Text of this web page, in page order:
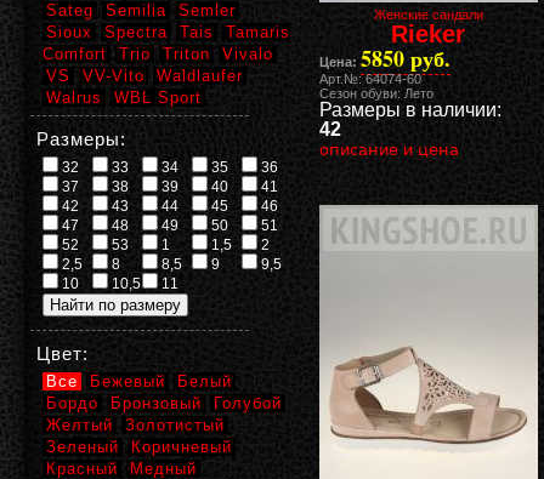
Женские сандали
Rieker
Цена: 5850 руб.
Арт.№: 64074-60
Сезон обуви: Лето
Размеры в наличии:
42
описание и цена
Sateg
Semilia
Semler
Sioux
Spectra Tais
Tamaris
Comfort
Trio Triton
Vivalo
VS
VV-Vito
Waldlaufer
Walrus
WBL Sport
Размеры:
32 33 34 35
36
37
38 39 40
41
42
43 44 45
46
47
48 49 50
51
52
53 1 1,5
2
2,5
8 8,5 9
9,5
10
10,5 11
Цвет:
Все Бежевый
Белый
Бордо
Бронзовый
Голубой
Желтый
Золотистый
Зеленый
Коричневый
Красный
Медный